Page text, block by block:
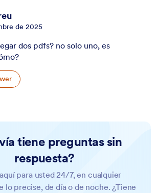
de 2025
dos pdfs? no solo uno, es
tiene preguntas sin
respuesta?
para usted 24/7, en cualquier
lo precise, de día o de noche. ¿Tiene